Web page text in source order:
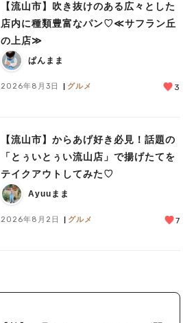
【流山市】吹き抜けのある広々とした
店内に種類豊富なパン♡≪サフラン丘
の上店≫
ぱんまま
2026年8月3日 グルメ 3
【流山市】からあげ好き必見！話題の
「とぅいとぅい流山店」で揚げたてを
テイクアウトしてみた♡
Ayuuまま
2026年8月2日 グルメ 7